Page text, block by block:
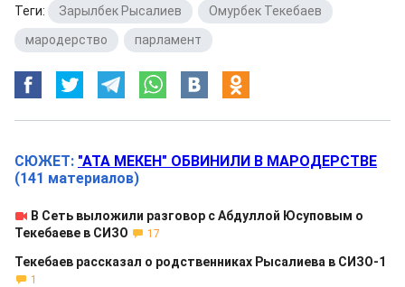
Теги: Зарылбек Рысалиев Омурбек Текебаев
мародерство
парламент
СЮЖЕТ: "АТА МЕКЕН" ОБВИНИЛИ В МАРОДЕРСТВЕ
(141 материалов)
В Сеть выложили разговор с Абдуллой Юсуповым о
Текебаеве в СИЗО
17
Текебаев рассказал о родственниках Рысалиева в СИЗО-1
1